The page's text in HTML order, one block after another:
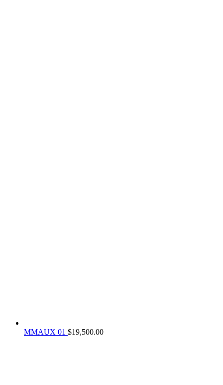
MMAUX 01 $19,500.00